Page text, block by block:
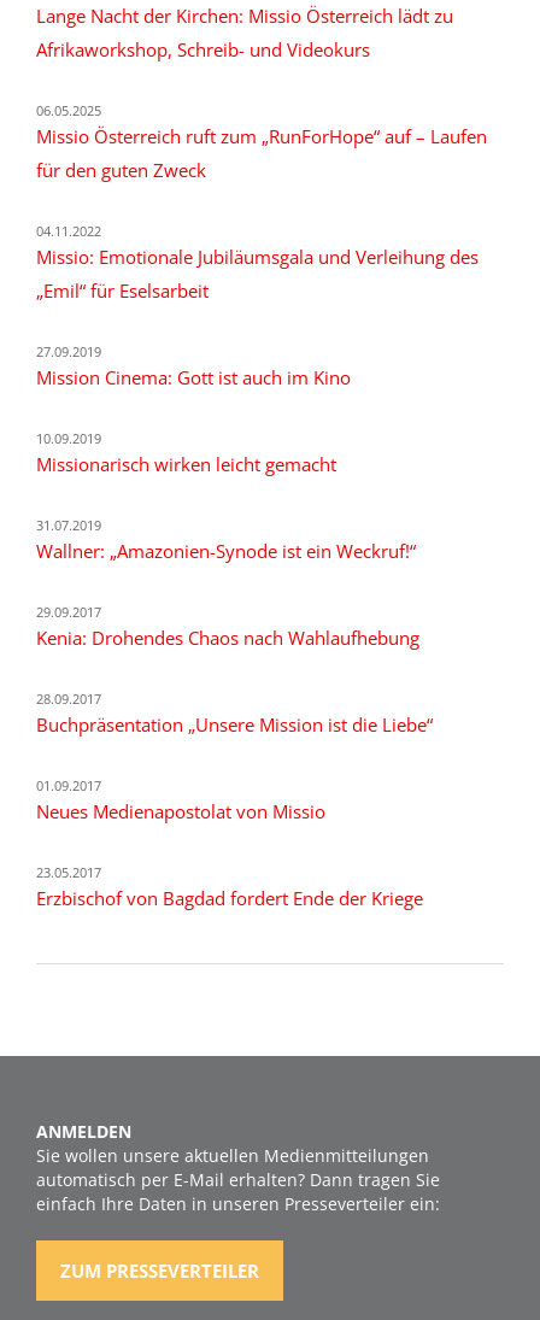
Lange Nacht der Kirchen: Missio Österreich lädt zu
Afrikaworkshop, Schreib- und Videokurs
06.05.2025
Missio Österreich ruft zum „RunForHope“ auf – Laufen
für den guten Zweck
04.11.2022
Missio: Emotionale Jubiläumsgala und Verleihung des
„Emil“ für Eselsarbeit
27.09.2019
Mission Cinema: Gott ist auch im Kino
10.09.2019
Missionarisch wirken leicht gemacht
31.07.2019
Wallner: „Amazonien-Synode ist ein Weckruf!“
29.09.2017
Kenia: Drohendes Chaos nach Wahlaufhebung
28.09.2017
Buchpräsentation „Unsere Mission ist die Liebe“
01.09.2017
Neues Medienapostolat von Missio
23.05.2017
Erzbischof von Bagdad fordert Ende der Kriege
ANMELDEN
Sie wollen unsere aktuellen Medienmitteilungen
automatisch per E-Mail erhalten? Dann tragen Sie
einfach Ihre Daten in unseren Presseverteiler ein:
ZUM PRESSEVERTEILER